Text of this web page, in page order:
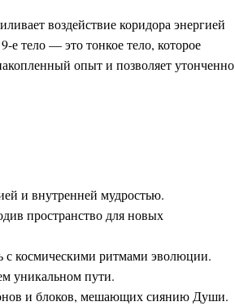
воздействие коридора энергией
е тело — это тонкое тело, которое
опыт и позволяет утонченно
и внутренней мудростью.
пространство для новых
с космическими ритмами эволюции.
уникальном пути.
и блоков, мешающих сиянию Души.